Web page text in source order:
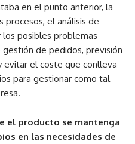
en el punto anterior, la
procesos, el análisis de
posibles problemas
de pedidos, previsión
evitar el coste que conlleva
para gestionar como tal
el producto se mantenga
en las necesidades de